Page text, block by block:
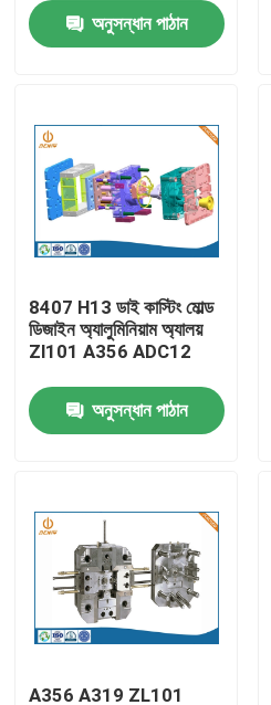
পণ্য
আমাদের সম্পর্কে
মান নিয়ন্ত্রণ
আমাদের সাথে যোগাযোগ করুন
অ্যালুমিনিয়াম ডাই ঢালাই
ইভি খুচরা যন্ত্রাংশ
CNC মেশিনিং যন্ত্রাংশ
অনুসন্ধান পাঠান
8407 H13 ডাই কাস্টিং মোল্ড
ডিজাইন অ্যালুমিনিয়াম অ্যালয়
Zl101 A356 ADC12
অনুসন্ধান পাঠান
A356 A319 ZL101